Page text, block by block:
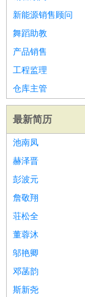
新能源销售顾问
舞蹈助教
产品销售
工程监理
仓库主管
最新简历
池南凤
赫泽晋
彭波元
詹敬翔
荘松全
董蓉沐
邬艳卿
邓菡韵
斯新尧